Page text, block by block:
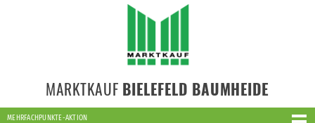
MARKTKAUF BIELEFELD BAUMHEIDE
MEHRFACHPUNKTE-AKTION